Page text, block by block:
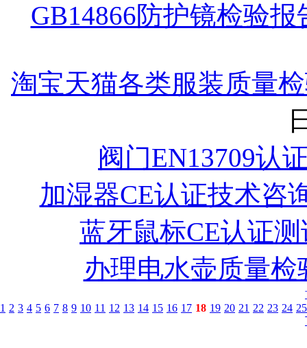
GB14866防护镜检验
淘宝天猫各类服装质量
阀门EN13709认
加湿器CE认证技术咨
蓝牙鼠标CE认证
办理电水壶质量检
1 2 3 4 5 6 7 8 9 10 11 12 13 14 15 16 17 18 19 20 21 22 23 24 25